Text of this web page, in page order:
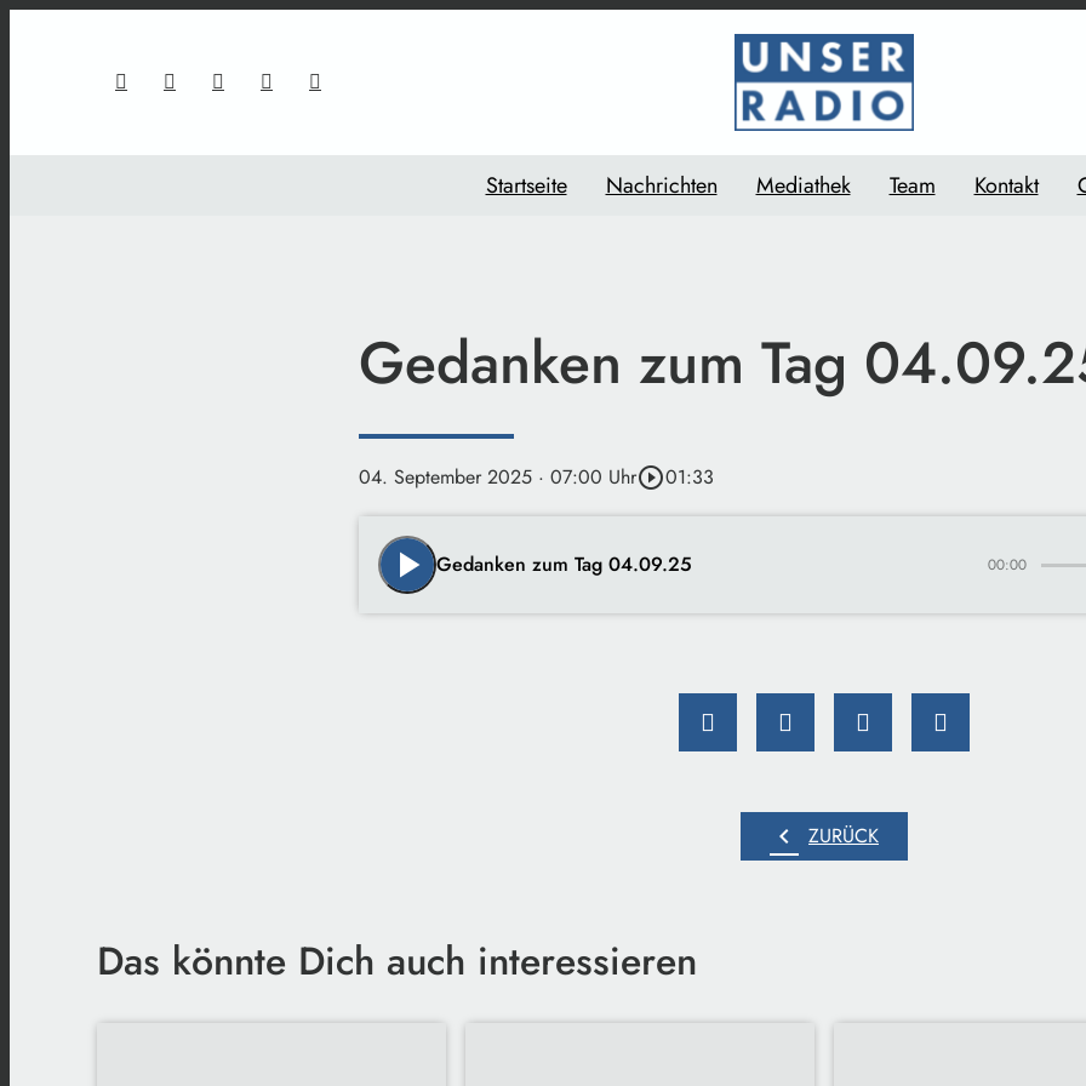
Startseite Nachrichten Mediathek Team Kontakt
Gedanken zum Tag
04. September 2025 · 07:00 Uhrplay_circle_outline01:33
play_arrow Gedanken zum Tag 04.09.25 00:00
chevron_left ZURÜCK
Das könnte Dich auch interessieren